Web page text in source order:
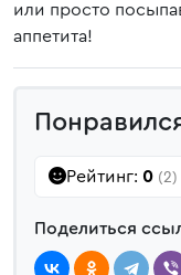
или просто
аппетита!
Рейтинг: 0 (2)
Поделиться